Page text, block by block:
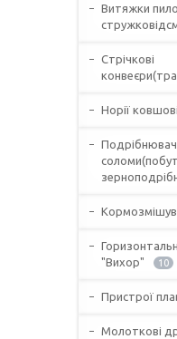
Витяжки
Стрічкові
Норії ковшові
"Вихор"
10
Пристрої
Молоткові